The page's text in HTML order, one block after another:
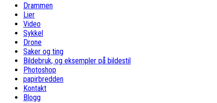
Drammen
Lier
Video
Sykkel
Drone
Saker og ting
Bildebruk, og eksempler på bildestil
Photoshop
papirbredden
Kontakt
Blogg